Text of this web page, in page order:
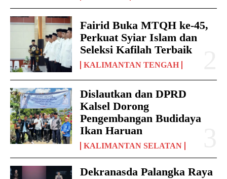
Fairid Buka MTQH ke-45,
Perkuat Syiar Islam dan
Seleksi Kafilah Terbaik
KALIMANTAN TENGAH
Dislautkan dan DPRD
Kalsel Dorong
Pengembangan Budidaya
Ikan Haruan
KALIMANTAN SELATAN
Dekranasda Palangka Raya